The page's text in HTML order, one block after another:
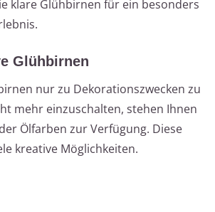
klare Glühbirnen für ein besonders
Glühbirnen
nur zu Dekorationszwecken zu
mehr einzuschalten, stehen Ihnen
Ölfarben zur Verfügung. Diese
kreative Möglichkeiten.